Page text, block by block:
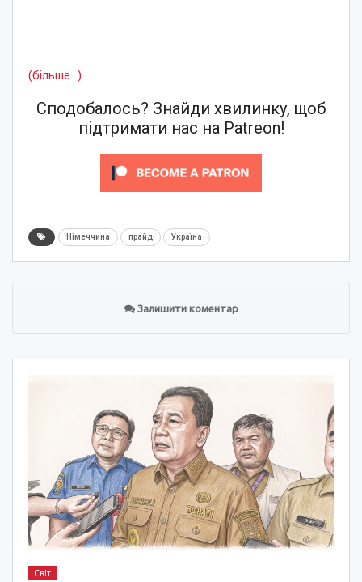
(більше…)
Сподобалось? Знайди хвилинку, щоб
підтримати нас на Patreon!
Німеччина прайд Україна
Залишити коментар
Світ